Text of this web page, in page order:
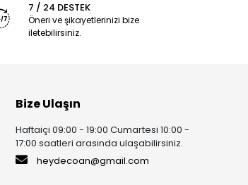
7 / 24 DESTEK
Öneri ve şikayetlerinizi bize
iletebilirsiniz.
Bize Ulaşın
Haftaiçi 09:00 - 19:00 Cumartesi 10:00 -
17:00 saatleri arasında ulaşabilirsiniz.
heydecoan@gmail.com